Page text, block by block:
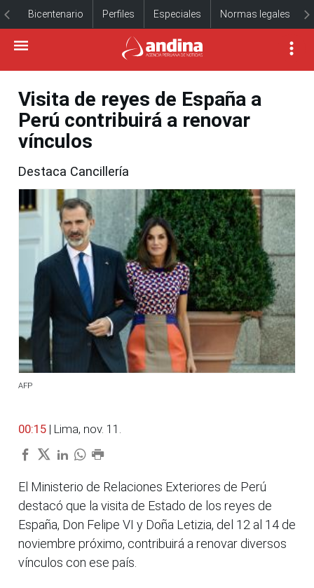
Bicentenario Perfiles Especiales Normas legales
Visita de reyes de España a
Perú contribuirá a renovar
vínculos
Destaca Cancillería
AFP
00:15 | Lima, nov. 11.
El Ministerio de Relaciones Exteriores de Perú
destacó que la visita de Estado de los reyes de
España, Don Felipe VI y Doña Letizia, del 12 al 14 de
noviembre próximo, contribuirá a renovar diversos
vínculos con ese país.